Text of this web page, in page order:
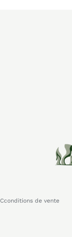
Cconditions de vente